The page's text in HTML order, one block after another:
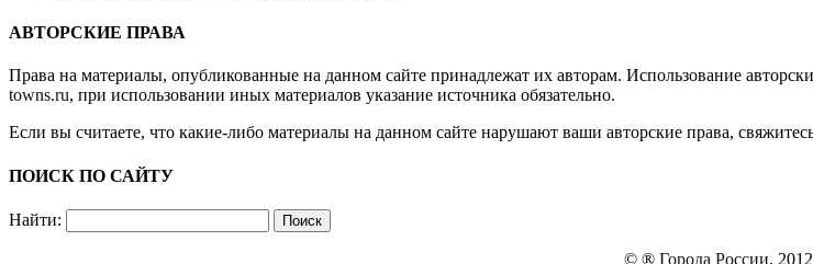
АВТОРСКИЕ ПРАВА
Права на материалы, опубликованные на данном сайте принадлежат их авторам. Использование
towns.ru, при использовании иных материалов указание источника обязательно.
Если вы считаете, что какие-либо материалы на данном сайте нарушают ваши авторские права,
ПОИСК ПО САЙТУ
Найти:
© ® Города России,